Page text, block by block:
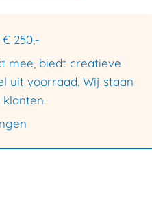
250,-
mee, biedt creatieve
uit voorraad. Wij staan